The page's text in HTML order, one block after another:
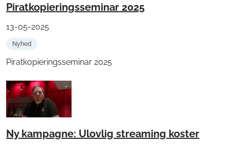
Piratkopieringsseminar 2025
13-05-2025
Nyhed
Piratkopieringsseminar 2025
Ny kampagne: Ulovlig streaming koster